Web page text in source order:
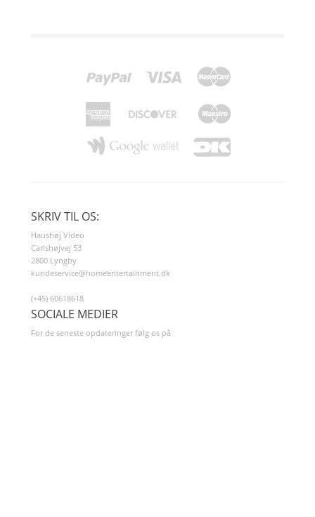
SKRIV TIL OS:
Haushøj Video
Carlshøjvej 53
2800 Lyngby
kundeservice@homeentertainment.dk
(+45) 60618618
SOCIALE MEDIER
For de seneste opdateringer følg os på